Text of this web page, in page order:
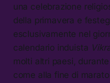
una celebrazione
della primavera e
esclusivamente nel
calendario induista
molti altri paesi,
come alla fine di